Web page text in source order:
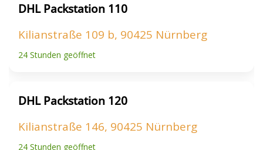
DHL Packstation 110
Kilianstraße 109 b, 90425 Nürnberg
24 Stunden geöffnet
DHL Packstation 120
Kilianstraße 146, 90425 Nürnberg
24 Stunden geöffnet